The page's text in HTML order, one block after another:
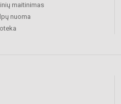
maitinimas
nuoma